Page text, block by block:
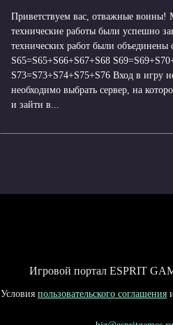
Приветствуем вас, отважные воины!
технические работы были успешно
технических работ были объединены
S65=S65+S66+S67+S68
S73=S73+S74+S75+S76 Вход в игру
необходимо выбрать сервер, на
и зайти в...
Игровой портал ESPRIT
Условия пользовательского соглашения